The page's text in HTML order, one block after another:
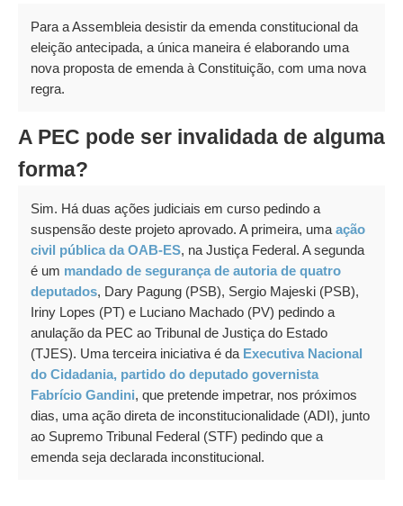
Para a Assembleia desistir da emenda constitucional da
eleição antecipada, a única maneira é elaborando uma
nova proposta de emenda à Constituição, com uma nova
regra.
A PEC pode ser invalidada de alguma
forma?
Sim. Há duas ações judiciais em curso pedindo a
suspensão deste projeto aprovado. A primeira, uma ação
civil pública da OAB-ES, na Justiça Federal. A segunda
é um mandado de segurança de autoria de quatro
deputados, Dary Pagung (PSB), Sergio Majeski (PSB),
Iriny Lopes (PT) e Luciano Machado (PV) pedindo a
anulação da PEC ao Tribunal de Justiça do Estado
(TJES). Uma terceira iniciativa é da Executiva Nacional
do Cidadania, partido do deputado governista
Fabrício Gandini, que pretende impetrar, nos próximos
dias, uma ação direta de inconstitucionalidade (ADI), junto
ao Supremo Tribunal Federal (STF) pedindo que a
emenda seja declarada inconstitucional.